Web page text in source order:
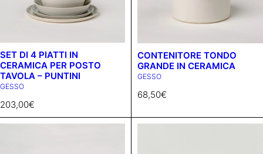
SET DI 4 PIATTI IN
CERAMICA PER POSTO
TAVOLA – PUNTINI
GESSO
203,00€
CONTENITORE TONDO
GRANDE IN CERAMICA
GESSO
68,50€